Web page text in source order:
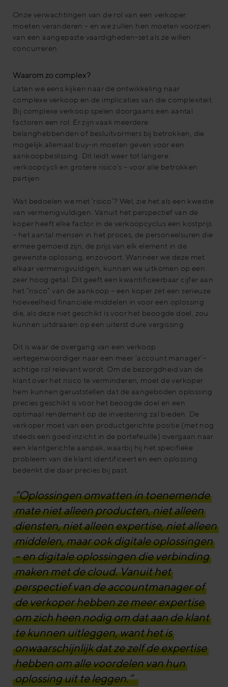
Onze verwachtingen van de rol van een verkoper
moeten veranderen – en we zullen hen moeten voorzien
van een aangepaste vaardigheden-set als ze willen
concurreren.
Waarom zo complex?
Laten we eens kijken naar de ontwikkeling naar
complexe verkoop en de implicaties van die complexiteit.
Bij complexe verkoop spelen doorgaans een aantal
factoren een rol: Er zijn vaak meerdere
belanghebbenden of besluitvormers bij betrokken, die
mogelijk allemaal buy-in moeten geven voor een
aankoopbeslissing. Dit leidt weer tot langere
verkoopcycli en grotere risico’s – voor alle betrokken
partijen.
Wat bedoelen we met ‘risico’? Wel, zie het als een kwestie
van vermenigvuldigen. Vanuit het perspectief van de
koper heeft elke factor in de verkoopcyclus een kostprijs
– het aantal mensen in het proces, de personeelsuren die
ermee gemoeid zijn, de prijs van elk element in de
gewenste oplossing, enzovoort. Wanneer we deze met
elkaar vermenigvuldigen, kunnen we uitkomen op een
zeer hoog getal. Dit geeft een kwantificeerbaar cijfer aan
het “risico” van de aankoop – een koper zet een serieuze
hoeveelheid financiële middelen in voor een oplossing
die, als deze niet geschikt is voor het beoogde doel, zou
kunnen uitdraaien op een uiterst dure vergissing.
Dit is waar de overgang van een verkoop
vertegenwoordiger naar een meer ‘account manager’-
achtige rol relevant wordt. Om de bezorgdheid van de
klant over het risico te verminderen, moet de verkoper
hem kunnen geruststellen dat de aangeboden oplossing
precies geschikt is voor het beoogde doel en een
optimaal rendement op de investering zal bieden. De
verkoper moet van een productgerichte positie (met nog
steeds een goed inzicht in de portefeuille) overgaan naar
een klantgerichte aanpak, waarbij hij het specifieke
probleem van de klant identificeert en een oplossing
bedenkt die daar precies bij past.
“Oplossingen omvatten in toenemende
mate niet alleen producten, niet alleen
diensten, niet alleen expertise, niet alleen
middelen, maar ook digitale oplossingen
– en digitale oplossingen die verbinding
maken met de cloud. Vanuit het
perspectief van de accountmanager of
de verkoper hebben ze meer expertise
om zich heen nodig om dat aan de klant
te kunnen uitleggen, want het is
onwaarschijnlijk dat ze zelf de expertise
hebben om alle voordelen van hun
oplossing uit te leggen.”